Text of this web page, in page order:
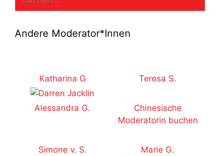
Andere Moderator*Innen
Katharina G Teresa S.
Alessandra G.
Chinesische
Moderatorin buchen
Simone v. S. Marie G.